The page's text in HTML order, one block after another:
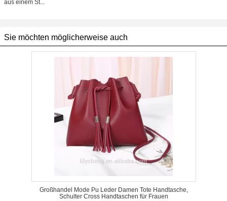
aus einem St...
Sie möchten möglicherweise auch
Großhandel Mode Pu Leder Damen Tote Handtasche,
Schulter Cross Handtaschen für Frauen